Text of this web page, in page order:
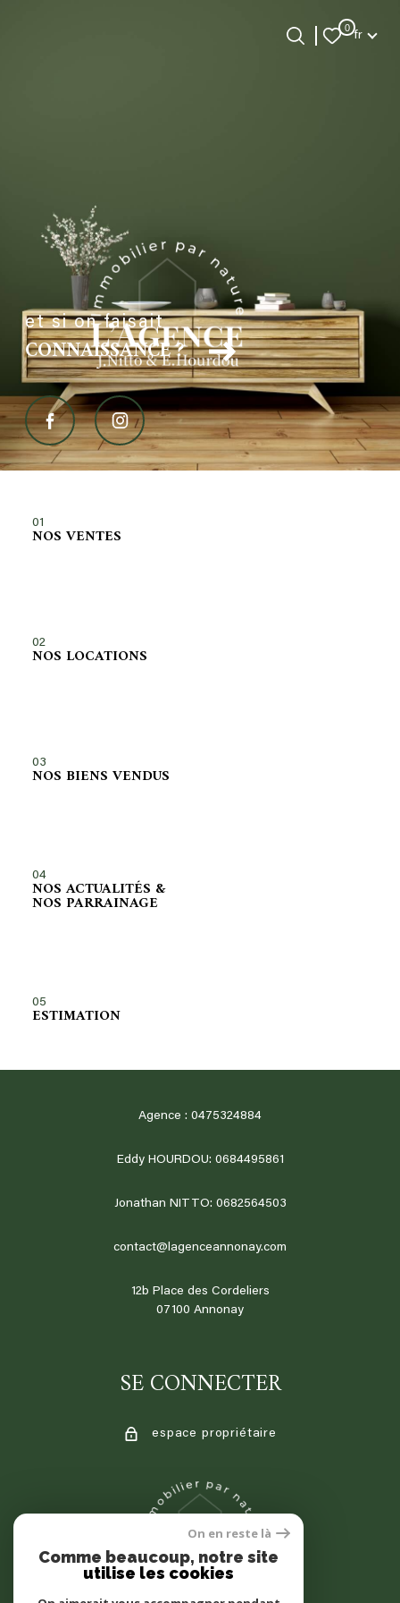
0
Langue
fr
et si on faisait
CONNAISSANCE ?
01
NOS VENTES
02
NOS LOCATIONS
03
NOS BIENS VENDUS
04
NOS ACTUALITÉS &
NOS PARRAINAGE
05
ESTIMATION
Agence : 0475324884
Eddy HOURDOU: 0684495861
Jonathan NITTO: 0682564503
contact@lagenceannonay.com
12b Place des Cordeliers
07100
annonay
SE CONNECTER
espace propriétaire
On en reste là
Comme beaucoup, notre site
utilise les cookies